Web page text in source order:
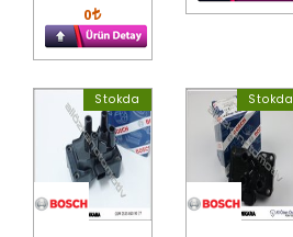
0
Stokda Stokda